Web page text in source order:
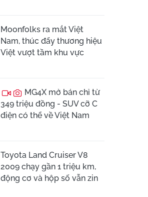
Moonfolks ra mắt Việt
Nam, thúc đẩy thương hiệu
Việt vượt tầm khu vực
MG4X mở bán chỉ từ
349 triệu đồng - SUV cỡ C
điện có thể về Việt Nam
Toyota Land Cruiser V8
2009 chạy gần 1 triệu km,
động cơ và hộp số vẫn zin